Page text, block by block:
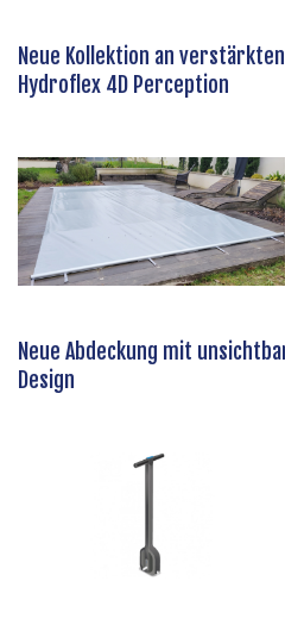
Neue Kollektion an
Hydroflex 4D Perception
Neue Abdeckung mit
Design